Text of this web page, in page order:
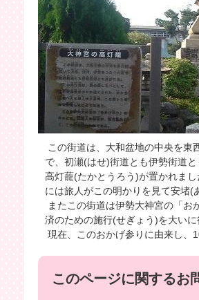
この街道は、大和盆地の中央を東
で、初瀬(はせ)街道とも伊勢街道
高灯蘢(たかとうろう)が置かれま
には旅人がこの明かりを見て安堵(
またこの街道は伊勢大神宮の「
済のための施行(せぎょう)を大いに
現在、このおかげ参りに由来し、
このページに関するお